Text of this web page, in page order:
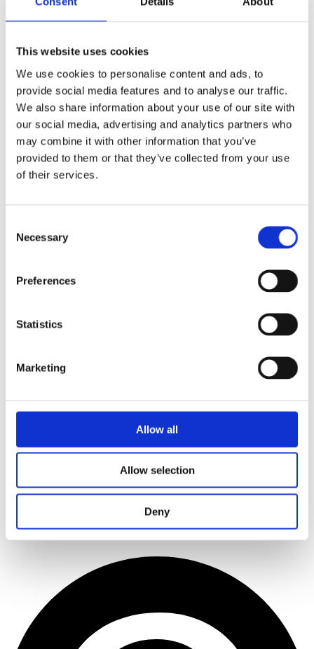
This website uses cookies
We use cookies to personalise content and ads, to
provide social media features and to analyse our traffic.
We also share information about your use of our site with
our social media, advertising and analytics partners who
may combine it with other information that you’ve
provided to them or that they’ve collected from your use
of their services.
Selection
Necessary
Preferences
Statistics
Marketing
Allow all
Allow selection
Deny